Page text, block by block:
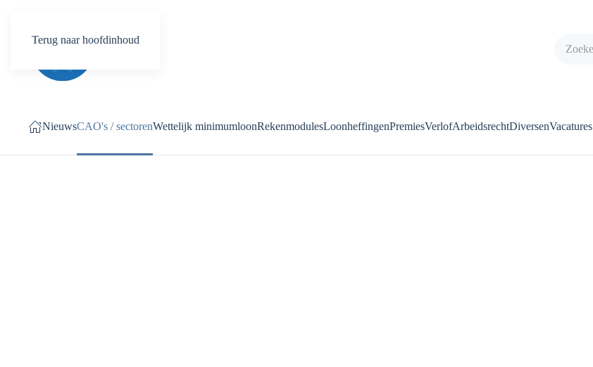
Terug naar hoofdinhoud
NieuwsCAO's / sectorenWettelijk minimumloonRekenmodulesLoonheffingenPremiesVerlofArbeidsrechtDiversenVacatures